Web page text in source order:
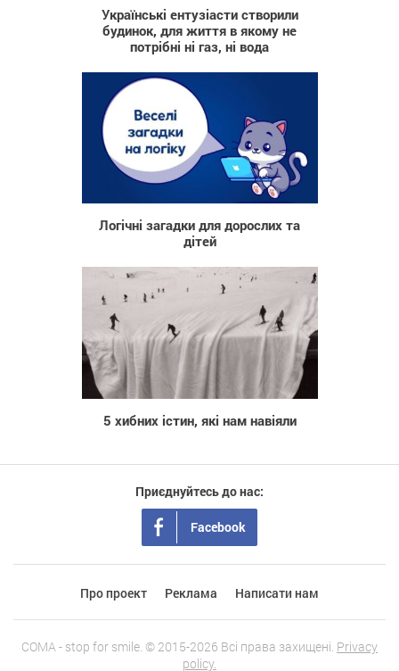
Українські ентузіасти створили
будинок, для життя в якому не
потрібні ні газ, ні вода
607
Логічні загадки для дорослих та
дітей
5 339
5 хибних істин, які нам навіяли
Приєднуйтесь до нас:
Facebook
Про проект Реклама Написати нам
COMA - stop for smile. © 2015-2026 Всі права захищені. Privacy
policy.